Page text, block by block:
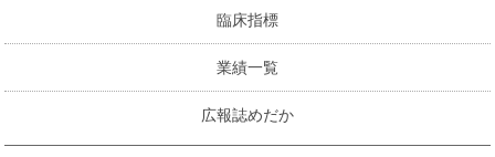
臨床指標
業績一覧
広報誌めだか